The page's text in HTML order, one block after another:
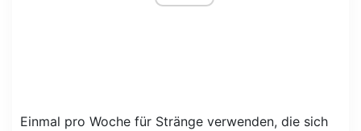
Einmal pro Woche für Stränge verwenden, die sich